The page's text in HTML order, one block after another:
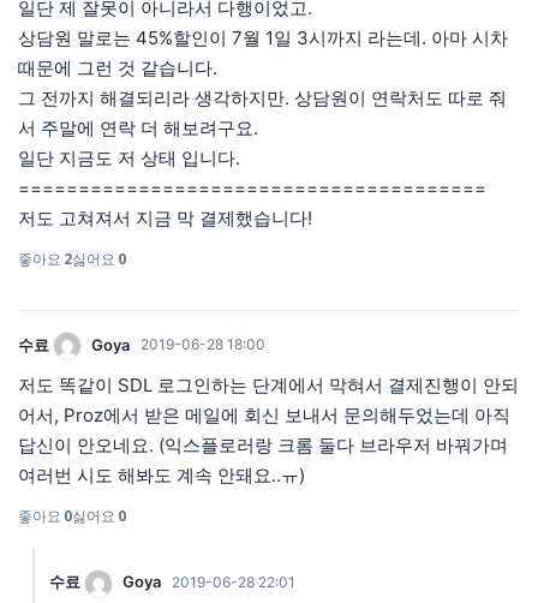
일단 제 잘못이 아니라서 다행이었고.
상담원 말로는 45%할인이 7월 1일 3시까지 라는데. 아마 시차
때문에 그런 것 같습니다.
그 전까지 해결되리라 생각하지만. 상담원이 연락처도 따로 줘
서 주말에 연락 더 해보려구요.
일단 지금도 저 상태 입니다.
=======================================
저도 고쳐져서 지금 막 결제했습니다!
좋아요 2싫어요 0
수료 Goya 2019-06-28 18:00
저도 똑같이 SDL 로그인하는 단계에서 막혀서 결제진행이 안되
어서, Proz에서 받은 메일에 회신 보내서 문의해두었는데 아직
답신이 안오네요. (익스플로러랑 크롬 둘다 브라우저 바꿔가며
여러번 시도 해봐도 계속 안돼요..ㅠ)
좋아요 0싫어요 0
수료 Goya 2019-06-28 22:01